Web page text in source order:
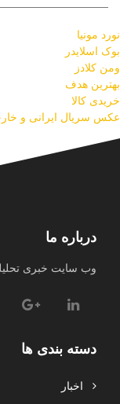
نورد مونیا
بوک اسلایدر
ومن کلادز
بهترین هدف
خریدی کالا
عکس سریال ایرانی و
درباره ما
وب سایت خبری
دسته بندی ها
اخبار